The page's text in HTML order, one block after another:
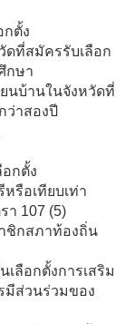
กตั้ง
ดที่สมัครรับเลือก
กษา
นบ้านในจังหวัดที่
ว่าสองปี
กตั้ง
รือเทียบเท่า
า 107 (5)
ชิกสภาท้องถิ่น
ลือกตั้งการเสริม
มีส่วนร่วมของ